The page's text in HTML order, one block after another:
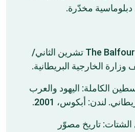
دبلوماسية مخدّرة.
The Balfour Declaration, 2 تشرين الثاني/
الكاملة: اليهود والعرب
لندن: أبكوس، 2001.
الشتات: تاريخ مصوّر